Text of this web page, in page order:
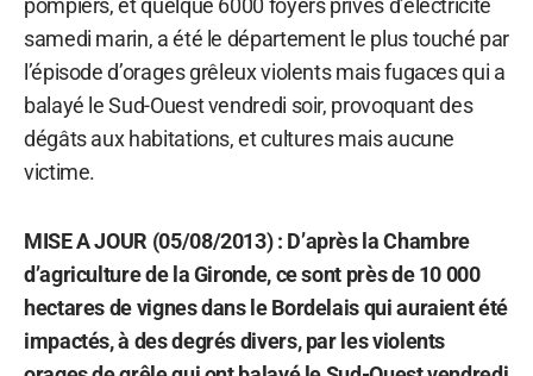
pompiers, et quelque 6000 foyers privés d’électricité
samedi marin, a été le département le plus touché par
l’épisode d’orages grêleux violents mais fugaces qui a
balayé le Sud-Ouest vendredi soir, provoquant des
dégâts aux habitations, et cultures mais aucune
victime.
MISE A JOUR (05/08/2013) : D’après la Chambre
d’agriculture de la Gironde, ce sont près de 10 000
hectares de vignes dans le Bordelais qui auraient été
impactés, à des degrés divers, par les violents